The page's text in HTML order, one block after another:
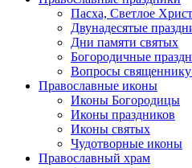
Пасха, Светлое
Двунадесятые
Дни памяти святых
Богородичные
Вопросы священнику
Православные иконы
Иконы Богородицы
Иконы праздников
Иконы святых
Чудотворные иконы
Православный храм